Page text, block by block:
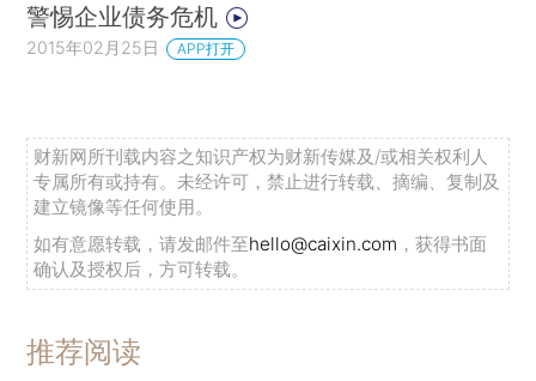
警惕企业债务危机
2015年02月25日 APP打开
财新网所刊载内容之知识产权为财新传媒及/或相关权利人
专属所有或持有。未经许可，禁止进行转载、摘编、复制及
建立镜像等任何使用。
如有意愿转载，请发邮件至hello@caixin.com ，获得书面
确认及授权后，方可转载。
推荐阅读